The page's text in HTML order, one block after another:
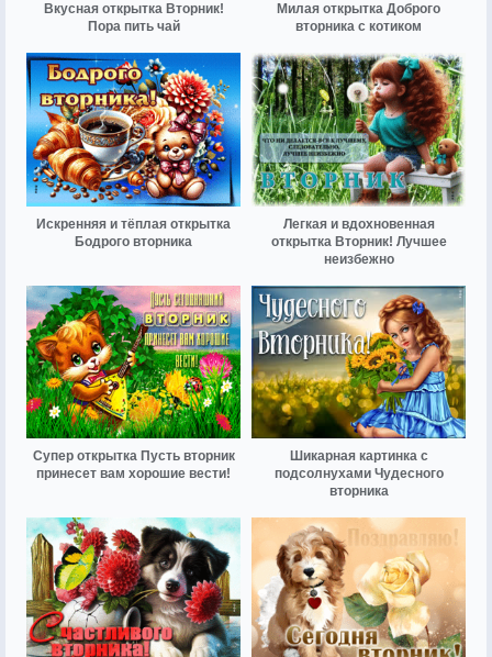
Вкусная открытка Вторник!
Пора пить чай
Милая открытка Доброго
вторника с котиком
Искренняя и тёплая открытка
Бодрого вторника
Легкая и вдохновенная
открытка Вторник! Лучшее
неизбежно
Супер открытка Пусть вторник
принесет вам хорошие вести!
Шикарная картинка с
подсолнухами Чудесного
вторника